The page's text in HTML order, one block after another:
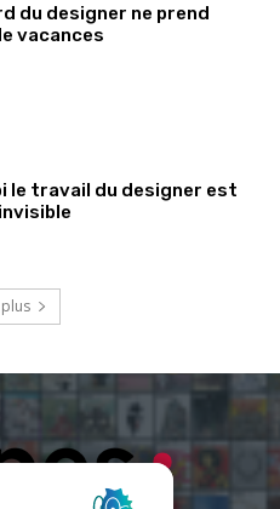
du designer ne prend
vacances
le travail du designer est